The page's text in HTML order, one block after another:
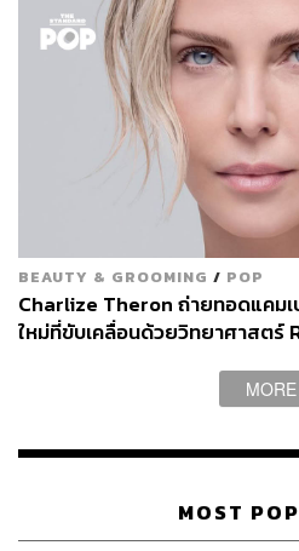
BEAUTY & GROOMING / POP
Charlize Theron ถ่ายทอดแคม
ใหม่ที่ขับเคลื่อนด้วยวิทยาศาสตร์
MORE
MOST